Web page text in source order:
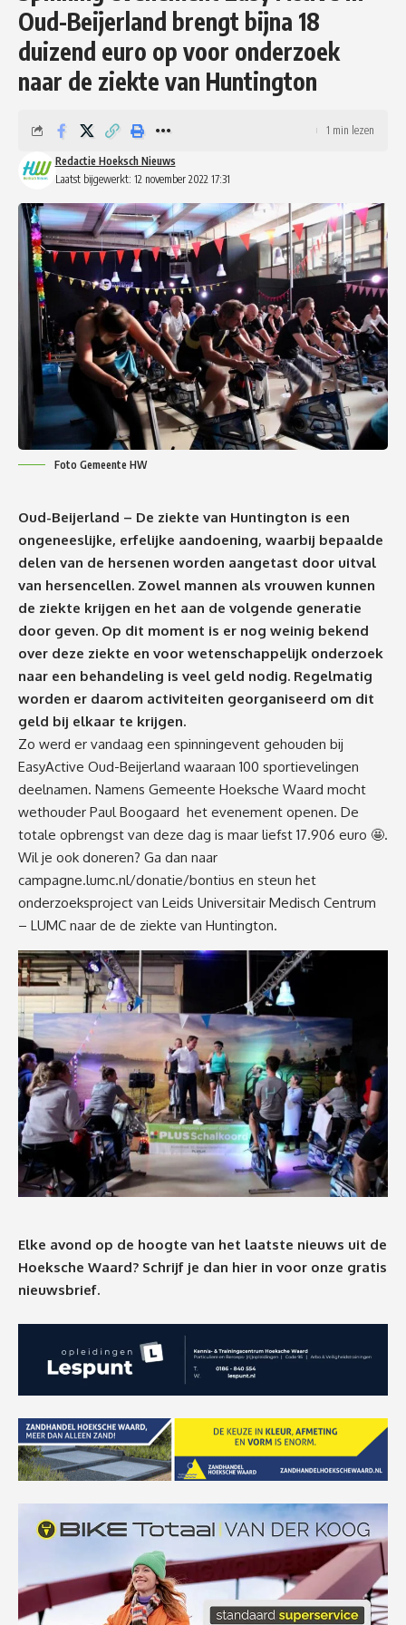
Oud-Beijerland brengt bijna 18
duizend euro op voor onderzoek
naar de ziekte van Huntington
Laatst bijgewerkt: 12 november 2022 17:31
Redactie Hoeksch Nieuws
1 min lezen
Foto Gemeente HW
Oud-Beijerland – De ziekte van Huntington is een
ongeneeslijke, erfelijke aandoening, waarbij bepaalde
delen van de hersenen worden aangetast door uitval
van hersencellen. Zowel mannen als vrouwen kunnen
de ziekte krijgen en het aan de volgende generatie
door geven. Op dit moment is er nog weinig bekend
over deze ziekte en voor wetenschappelijk onderzoek
naar een behandeling is veel geld nodig. Regelmatig
worden er daarom activiteiten georganiseerd om dit
geld bij elkaar te krijgen.
Zo werd er vandaag een spinningevent gehouden bij
EasyActive Oud-Beijerland waaraan 100 sportievelingen
deelnamen. Namens Gemeente Hoeksche Waard mocht
wethouder Paul Boogaard het evenement openen. De
totale opbrengst van deze dag is maar liefst 17.906 euro 🤩.
Wil je ook doneren? Ga dan naar
campagne.lumc.nl/donatie/bontius en steun het
onderzoeksproject van Leids Universitair Medisch Centrum
– LUMC naar de de ziekte van Huntington.
Elke avond op de hoogte van het laatste nieuws uit de
Hoeksche Waard? Schrijf je dan hier in voor onze gratis
nieuwsbrief.